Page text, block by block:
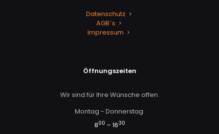
Datenschutz
AGB´s
Impressum
Öffnungszeiten
Wir sind für Ihre Wünsche offen.
Montag - Donnerstag:
800 – 1630